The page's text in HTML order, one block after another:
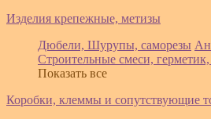
Изделия крепежные, метизы
Дюбели, Шурупы, саморезы
Строительные смеси,
Показать все
Коробки, клеммы и сопутствующие